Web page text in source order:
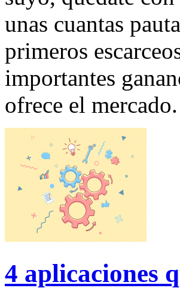
unas cuantas
primeros
importantes
ofrece el mercado.
4 aplicaciones